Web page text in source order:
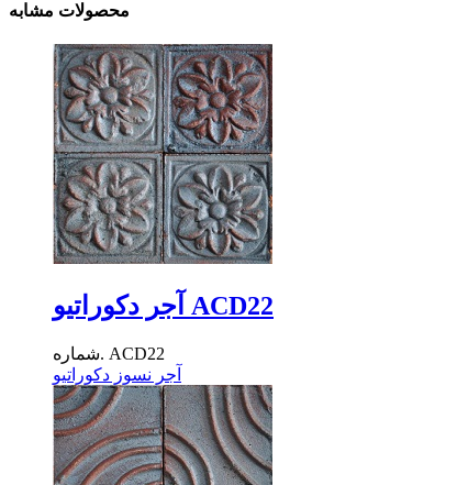
محصولات مشابه
آجر دکوراتیو ACD22
شماره. ACD22
آجر نسوز دکوراتیو